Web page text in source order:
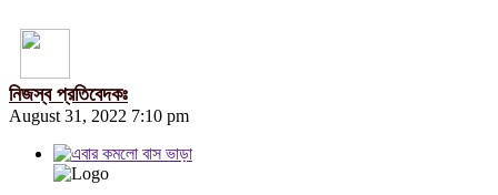
নিজস্ব প্রতিবেদকঃ
August 31, 2022 7:10 pm